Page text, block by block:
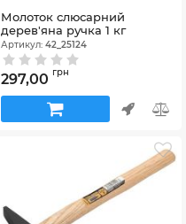
Молоток слюсарний
дерев'яна ручка 1 кг
Артикул: 42_25124
297,00 грн